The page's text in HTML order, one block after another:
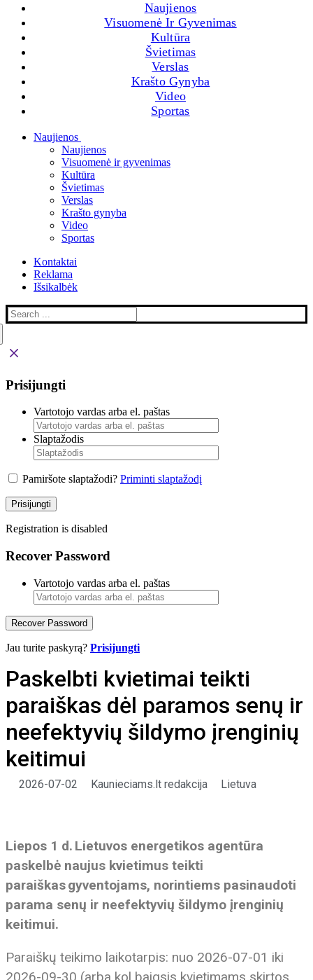
Naujienos
Visuomenė Ir Gyvenimas
Kultūra
Švietimas
Verslas
Krašto Gynyba
Video
Sportas
Naujienos
Naujienos
Visuomenė ir gyvenimas
Kultūra
Švietimas
Verslas
Krašto gynyba
Video
Sportas
Kontaktai
Reklama
Išsikalbėk
Prisijungti
Vartotojo vardas arba el. paštas
Slaptažodis
Pamiršote slaptažodi? Priminti slaptažodį
Prisijungti
Registration is disabled
Recover Password
Vartotojo vardas arba el. paštas
Recover Password
Jau turite paskyrą? Prisijungti
Paskelbti kvietimai teikti
paraiškas dėl paramos senų ir
neefektyvių šildymo įrenginių
keitimui
2026-07-02 Kaunieciams.lt redakcija Lietuva
Liepos 1 d. Lietuvos energetikos agentūra
paskelbė naujus kvietimus teikti
paraiškasgyventojams, norintiems pasinaudoti
parama senų ir neefektyvių šildymo įrenginių
keitimui.
Paraiškų teikimo laikotarpis: nuo 2026-07-01 iki